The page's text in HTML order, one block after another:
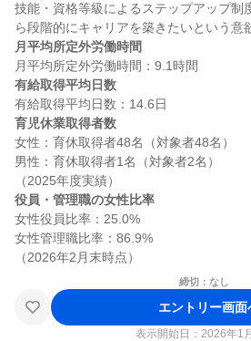
技能・資格等級によるステップアップ制
月平均所定外労働時間
有給取得平均日数
育児休業取得者数
女性：育休取得者48名（対象者48名）
男性：育休取得者1名（対象者2名）
役員・管理職の女性比率
女性役員比率：25.0%
女性管理職比率：86.9%
締切：なし
エントリー画面
表示開始日：2026年1